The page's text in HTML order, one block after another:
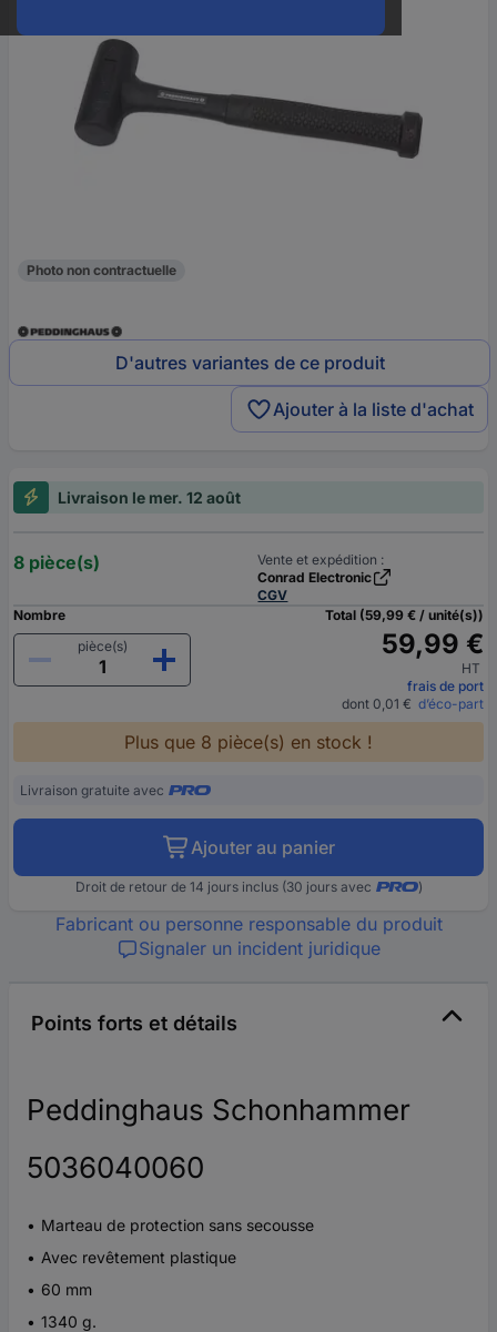
Photo non contractuelle
D'autres variantes de ce produit
Ajouter à la liste d'achat
Livraison le mer. 12 août
8 pièce(s)
Vente et expédition :
Conrad Electronic
CGV
Nombre
pièce(s)
Total (59,99 € / unité(s))
59,99 €
HT
frais de port
dont 0,01 € d’éco-part
Plus que 8 pièce(s) en stock !
Livraison gratuite avec
Ajouter au panier
Droit de retour de 14 jours inclus (30 jours avec )
Fabricant ou personne responsable du produit
Signaler un incident juridique
Points forts et détails
Peddinghaus Schonhammer
5036040060
Marteau de protection sans secousse
Avec revêtement plastique
60 mm
1340 g.